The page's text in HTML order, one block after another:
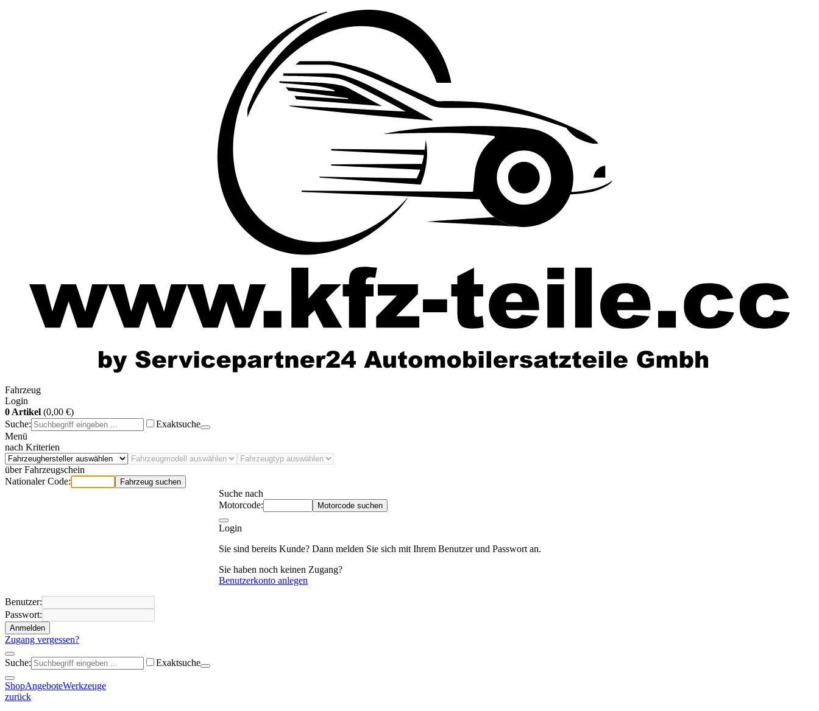
Fahrzeug
Login
0 Artikel (0,00 €)
Suche:
Exaktsuche
Menü
nach Kriterien
über Fahrzeugschein
Nationaler Code:
Fahrzeug suchen
Suche nach
Motorcode:
Motorcode suchen
Login
Sie sind bereits Kunde? Dann melden Sie sich mit Ihrem Benutzer und Passwort an.
Sie haben noch keinen Zugang?
Benutzerkonto anlegen
Benutzer:
Passwort:
Anmelden
Zugang vergessen?
Suche: Exaktsuche
ShopAngeboteWerkzeuge
zurück